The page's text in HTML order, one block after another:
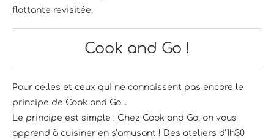
flottante revisitée.
Cook and Go !
Pour celles et ceux qui ne connaissent pas encore le
principe de Cook and Go…
Le principe est simple : Chez Cook and Go, on vous
apprend à cuisiner en s’amusant ! Des ateliers d’1h30